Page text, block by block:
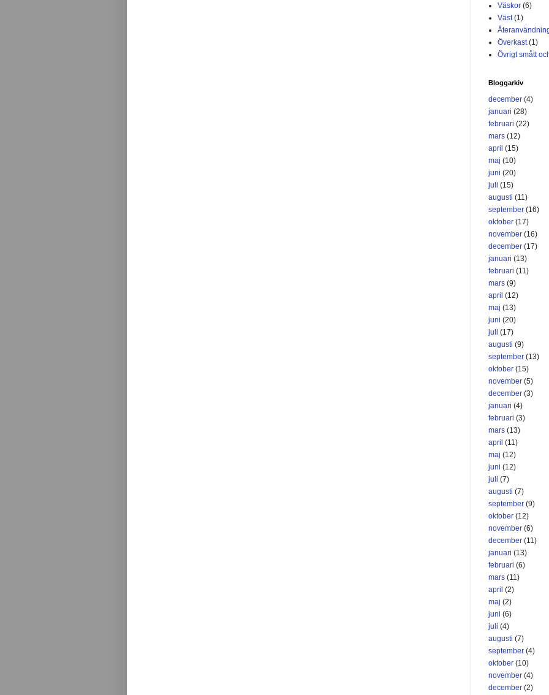
Väskor (6)
Väst (1)
Överkast (1)
Övrigt smått
Bloggarkiv
december (4)
januari (28)
februari (22)
mars (12)
april (15)
maj (10)
juni (20)
juli (15)
augusti (11)
september (16)
oktober (17)
november (16)
december (17)
januari (13)
februari (11)
mars (9)
april (12)
maj (13)
juni (20)
juli (17)
augusti (9)
september (13)
oktober (15)
november (5)
december (3)
januari (4)
februari (3)
mars (13)
april (11)
maj (12)
juni (12)
juli (7)
augusti (7)
september (9)
oktober (12)
november (6)
december (11)
januari (13)
februari (6)
mars (11)
april (2)
maj (2)
juni (6)
juli (4)
augusti (7)
september (4)
oktober (10)
november (4)
december (2)